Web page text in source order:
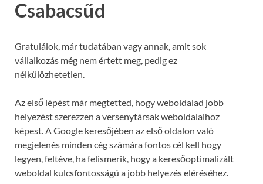
Csabacsűd
Gratulálok, már tudatában vagy annak, amit sok
vállalkozás még nem értett meg, pedig ez
nélkülözhetetlen.
Az első lépést már megtetted, hogy weboldalad jobb
helyezést szerezzen a versenytársak weboldalaihoz
képest. A Google keresőjében az első oldalon való
megjelenés minden cég számára fontos cél kell hogy
legyen, feltéve, ha felismerik, hogy a keresőoptimalizált
weboldal kulcsfontosságú a jobb helyezés eléréséhez.